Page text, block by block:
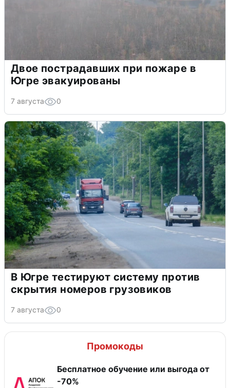
Двое пострадавших при пожаре в
Югре эвакуированы
7 августа 0
В Югре тестируют систему против
скрытия номеров грузовиков
7 августа 0
Промокоды
Бесплатное обучение или выгода от
-70%